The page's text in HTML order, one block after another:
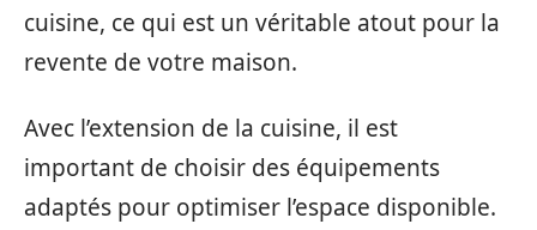
cuisine, ce qui est un véritable atout pour la
revente de votre maison.
Avec l’extension de la cuisine, il est
important de choisir des équipements
adaptés pour optimiser l’espace disponible.